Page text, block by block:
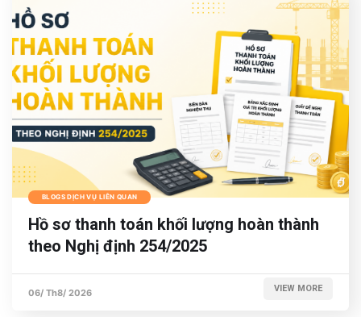
BLOGS DỊCH VỤ LIÊN QUAN
Hồ sơ thanh toán khối lượng hoàn thành
theo Nghị định 254/2025
06/ Th8/ 2026 VIEW MORE